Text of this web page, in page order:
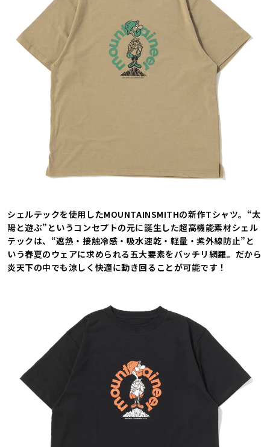
シェルテックを使用したMOUNTAINSMITHの新作Tシャツ。“太
陽と遊ぶ”というコンセプトの元に誕生した超高機能素材シェル
テックは、“遮熱・接触冷感・吸水速乾・軽量・紫外線防止”と
いう春夏のウェアに求められる五大要素をバッチリ網羅。だから
炎天下の中でも涼しく快適に動き回ることが可能です！